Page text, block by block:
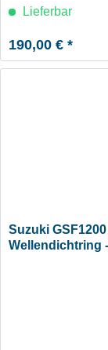
Lieferbar
190,00 € *
Suzuki
Wellendichtring